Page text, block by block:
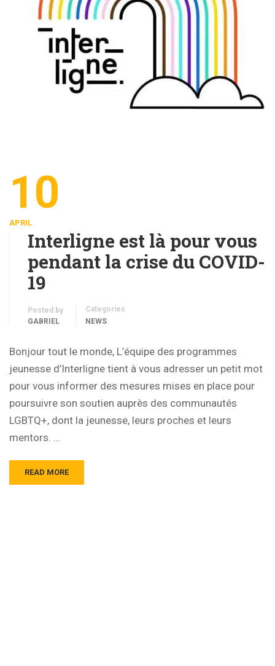
10
APRIL
Interligne est là pour vous
pendant la crise du COVID-
19
Posted by
GABRIEL
Categories
NEWS
Bonjour tout le monde, L’équipe des programmes
jeunesse d’Interligne tient à vous adresser un petit mot
pour vous informer des mesures mises en place pour
poursuivre son soutien auprès des communautés
LGBTQ+, dont la jeunesse, leurs proches et leurs
mentors. …
READ MORE